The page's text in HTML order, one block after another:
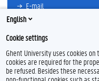
E-mail
Ufora
Oasis
Research Explorer
English
Cookie settings
Ghent University uses cookies
cookies are required for the
be refused. Besides these